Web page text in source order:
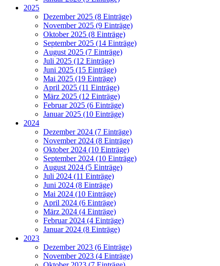
2025
Dezember 2025 (8 Einträge)
November 2025 (9 Einträge)
Oktober 2025 (8 Einträge)
September 2025 (14 Einträge)
August 2025 (7 Einträge)
Juli 2025 (12 Einträge)
Juni 2025 (15 Einträge)
Mai 2025 (19 Einträge)
April 2025 (11 Einträge)
März 2025 (12 Einträge)
Februar 2025 (6 Einträge)
Januar 2025 (10 Einträge)
2024
Dezember 2024 (7 Einträge)
November 2024 (8 Einträge)
Oktober 2024 (10 Einträge)
September 2024 (10 Einträge)
August 2024 (5 Einträge)
Juli 2024 (11 Einträge)
Juni 2024 (8 Einträge)
Mai 2024 (10 Einträge)
April 2024 (6 Einträge)
März 2024 (4 Einträge)
Februar 2024 (4 Einträge)
Januar 2024 (8 Einträge)
2023
Dezember 2023 (6 Einträge)
November 2023 (4 Einträge)